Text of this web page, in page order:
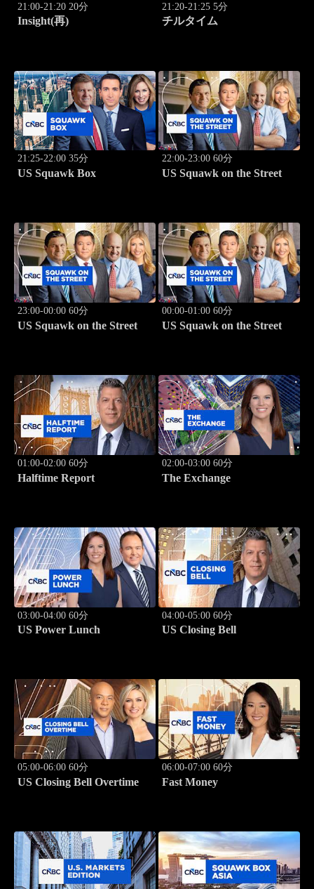
21:00-21:20 20分
Insight(再)
21:20-21:25 5分
チルタイム
21:25-22:00 35分
US Squawk Box
22:00-23:00 60分
US Squawk on the Street
23:00-00:00 60分
US Squawk on the Street
00:00-01:00 60分
US Squawk on the Street
01:00-02:00 60分
Halftime Report
02:00-03:00 60分
The Exchange
03:00-04:00 60分
US Power Lunch
04:00-05:00 60分
US Closing Bell
05:00-06:00 60分
US Closing Bell Overtime
06:00-07:00 60分
Fast Money